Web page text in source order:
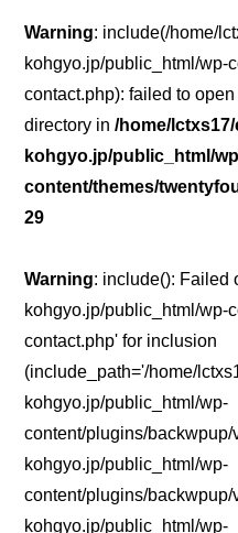
Warning: include(/home/
kohgyo.jp/public_html/wp-
contact.php): failed to
directory in/home/
kohgyo.jp/public_html/
content/themes/
29
Warning: include(): Failed
kohgyo.jp/public_html/wp-
contact.php' for inclusion
(include_path='/home/
kohgyo.jp/public_html/wp-
content/plugins/
kohgyo.jp/public_html/wp-
content/plugins/
kohgyo.jp/public_html/wp-